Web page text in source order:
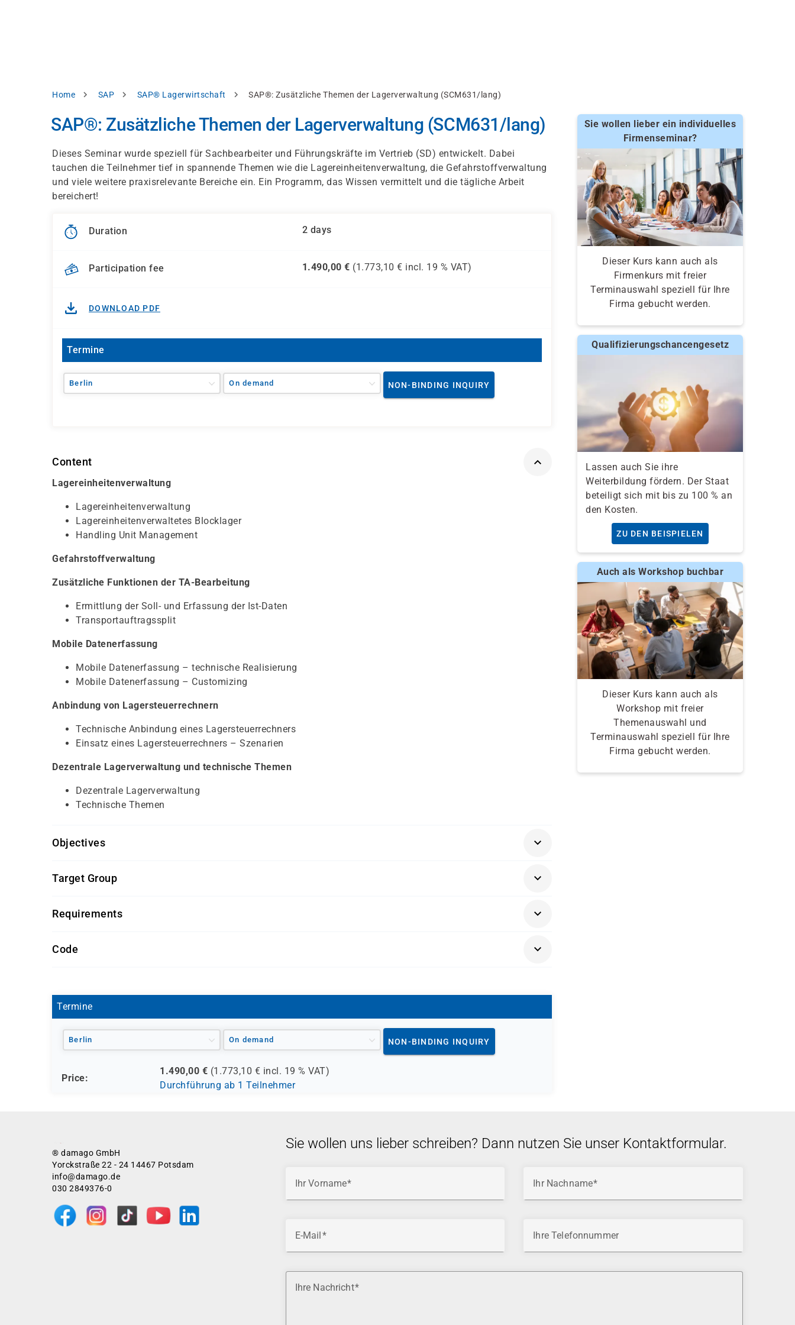
Breadcrumb
Home SAP SAP® Lagerwirtschaft SAP®: Zusätzliche Themen der Lagerverwaltung (SCM631/lang)
SAP®: Zusätzliche Themen der Lagerverwaltung (SCM631/lang)
Dieses Seminar wurde speziell für Sachbearbeiter und Führungskräfte im Vertrieb (SD) entwickelt. Dabei
tauchen die Teilnehmer tief in spannende Themen wie die Lagereinheitenverwaltung, die Gefahrstoffverwaltung
und viele weitere praxisrelevante Bereiche ein. Ein Programm, das Wissen vermittelt und die tägliche Arbeit
bereichert!
Duration 2 days
Participation fee 1.490,00 € (1.773,10 € incl. 19 % VAT)
DOWNLOAD PDF
Termine
Berlin On demand NON-BINDING INQUIRY
Content
Lagereinheitenverwaltung
Lagereinheitenverwaltung
Lagereinheitenverwaltetes Blocklager
Handling Unit Management
Gefahrstoffverwaltung
Zusätzliche Funktionen der TA-Bearbeitung
Ermittlung der Soll- und Erfassung der Ist-Daten
Transportauftragssplit
Mobile Datenerfassung
Mobile Datenerfassung – technische Realisierung
Mobile Datenerfassung – Customizing
Anbindung von Lagersteuerrechnern
Technische Anbindung eines Lagersteuerrechners
Einsatz eines Lagersteuerrechners – Szenarien
Dezentrale Lagerverwaltung und technische Themen
Dezentrale Lagerverwaltung
Technische Themen
Objectives
Target Group
Requirements
Code
Termine
Berlin On demand NON-BINDING INQUIRY
Price:
1.490,00 € (1.773,10 € incl. 19 % VAT)
Durchführung ab 1 Teilnehmer
Sie wollen lieber ein individuelles
Firmenseminar?
Dieser Kurs kann auch als
Firmenkurs mit freier
Terminauswahl speziell für Ihre
Firma gebucht werden.
Qualifizierungschancengesetz
Lassen auch Sie ihre
Weiterbildung fördern. Der Staat
beteiligt sich mit bis zu 100 % an
den Kosten.
ZU DEN BEISPIELEN
Auch als Workshop buchbar
Dieser Kurs kann auch als
Workshop mit freier
Themenauswahl und
Terminauswahl speziell für Ihre
Firma gebucht werden.
® damago GmbH
Yorckstraße 22 - 24 14467 Potsdam
info@damago.de
030 2849376-0
Sie wollen uns lieber schreiben? Dann nutzen Sie unser Kontaktformular.
Ihr Vorname Ihr Nachname
E-Mail Ihre Telefonnummer
Ihre Nachricht